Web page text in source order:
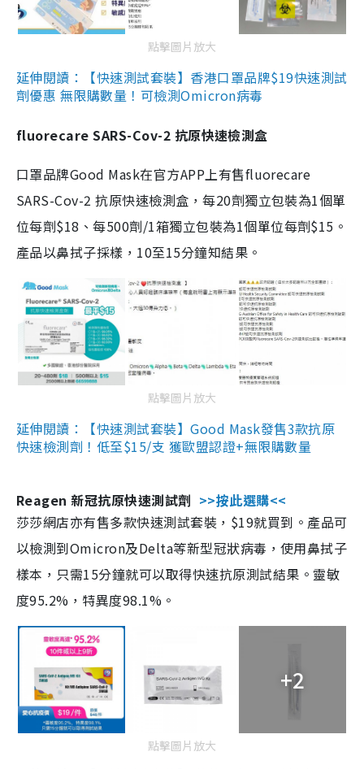
點擊圖片放大
延伸閱讀：【快速測試套裝】香港口罩品牌$19快速測試
劑優惠 無限購數量！可檢測Omicron病毒
fluorecare SARS-Cov-2 抗原快速檢測盒
口罩品牌Good Mask在官方APP上有售fluorecare
SARS-Cov-2 抗原快速檢測盒，每20劑獨立包裝為1個單
位每劑$18、每500劑/1箱獨立包裝為1個單位每劑$15。
產品以鼻拭子採樣，10至15分鐘知結果。
點擊圖片放大
延伸閱讀：【快速測試套裝】Good Mask發售3款抗原
快速檢測劑！低至$15/支 獲歐盟認證+無限購數量
Reagen 新冠抗原快速測試劑 >>按此選購<<
莎莎網店亦有售多款快速測試套裝，$19就買到。產品可
以檢測到Omicron及Delta等新型冠狀病毒，使用鼻拭子
樣本，只需15分鐘就可以取得快速抗原測試結果。靈敏
度95.2%，特異度98.1%。
+2
點擊圖片放大